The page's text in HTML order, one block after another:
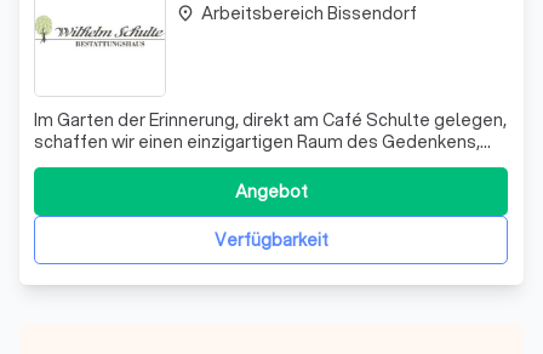
Im Garten der Erinnerung, direkt am Café Schulte gelegen,
schaffen wir einen einzigartigen Raum des Gedenkens,
der 2014 ins Leben gerufen wurde. Hier finden Trauernde
nicht nur einen Ort der Stille, sondern auch eine Quelle der
Hoffnung und des Trostes. Die harmonische Architektur
Verfügbarkeit
Angebot
place Arbeitsbereich Bissendorf